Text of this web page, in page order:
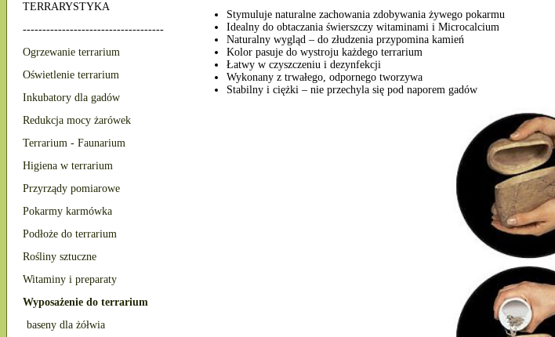
TERRARYSTYKA
------------------------------------
Ogrzewanie terrarium
Oświetlenie terrarium
Inkubatory dla gadów
Redukcja mocy żarówek
Terrarium - Faunarium
Higiena w terrarium
Przyrządy pomiarowe
Pokarmy karmówka
Podłoże do terrarium
Rośliny sztuczne
Witaminy i preparaty
Wyposażenie do terrarium
baseny dla żółwia
Stymuluje naturalne zachowania zdobywania żywego pokarmu
Idealny do obtaczania świerszczy witaminami i Microcalcium
Naturalny wygląd – do złudzenia przypomina kamień
Kolor pasuje do wystroju każdego terrarium
Łatwy w czyszczeniu i dezynfekcji
Wykonany z trwałego, odpornego tworzywa
Stabilny i ciężki – nie przechyla się pod naporem gadów